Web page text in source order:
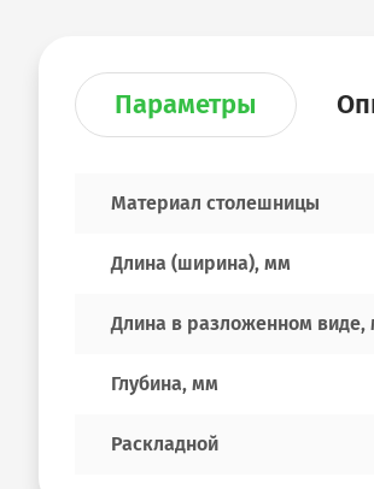
Параметры
Материал столешницы
Длина (ширина), мм
Длина в разложенном виде,
Глубина, мм
Раскладной